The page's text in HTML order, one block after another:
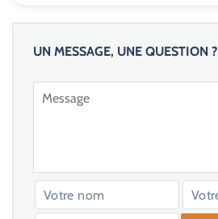
UN MESSAGE, UNE QUESTION ?